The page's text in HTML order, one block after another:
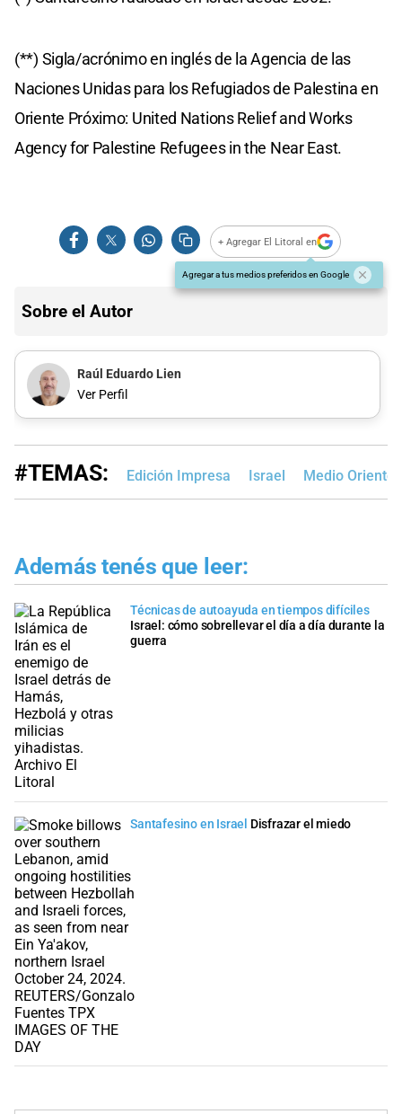
(**) Sigla/acrónimo en inglés de la Agencia de las
Naciones Unidas para los Refugiados de Palestina en
Oriente Próximo: United Nations Relief and Works
Agency for Palestine Refugees in the Near East.
+ Agregar El Litoral en
Agregar a tus medios preferidos en Google
Sobre el Autor
Raúl Eduardo Lien
Ver Perfil
#TEMAS: Edición Impresa Israel Medio Oriente
Además tenés que leer:
Técnicas de autoayuda en tiempos difíciles
Israel: cómo sobrellevar el día a día durante la
guerra
Santafesino en Israel Disfrazar el miedo